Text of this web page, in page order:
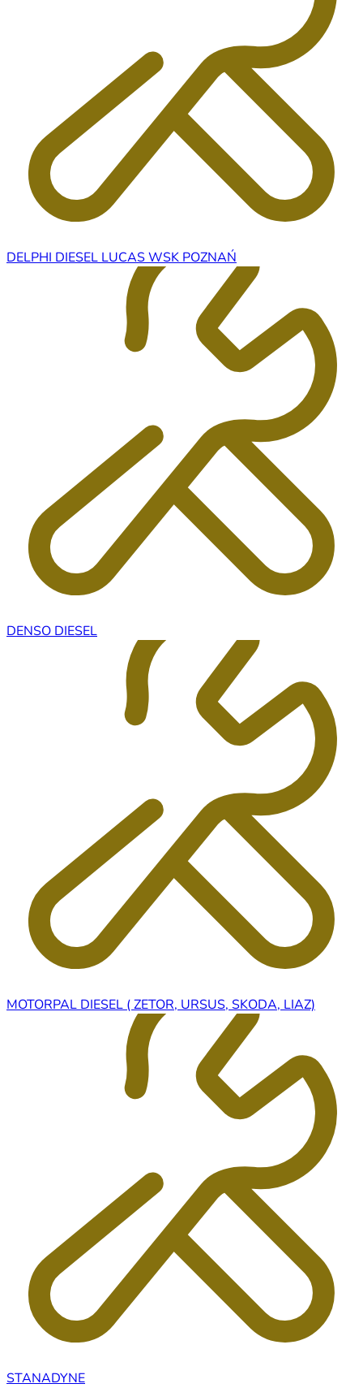
DELPHI DIESEL LUCAS WSK POZNAŃ
DENSO DIESEL
MOTORPAL DIESEL ( ZETOR, URSUS, SKODA, LIAZ)
STANADYNE